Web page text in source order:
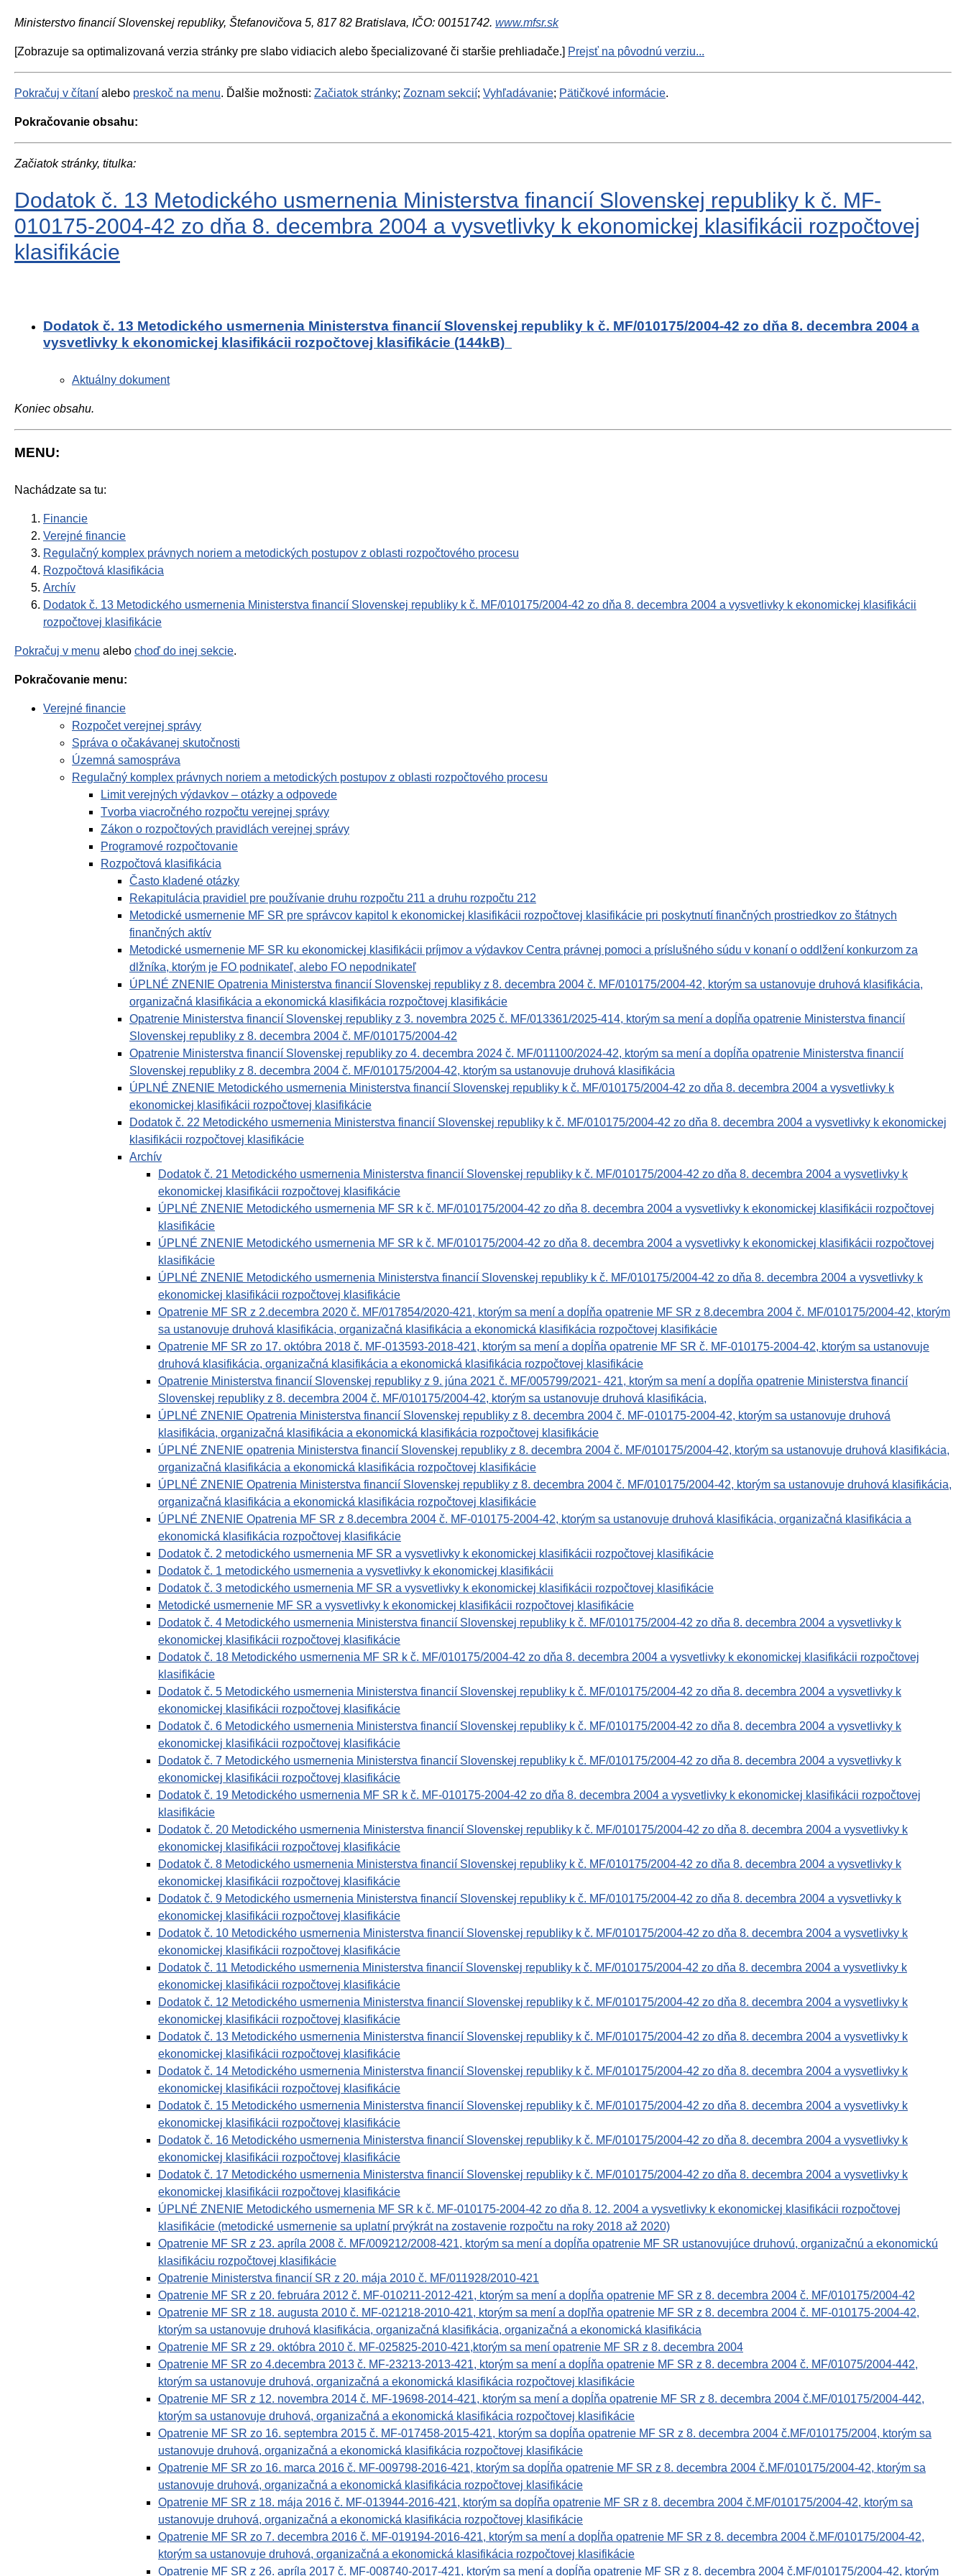
Ministerstvo financií Slovenskej republiky, Štefanovičova 5, 817 82 Bratislava, IČO: 00151742. www.mfsr.sk
[Zobrazuje sa optimalizovaná verzia stránky pre slabo vidiacich alebo špecializované či staršie prehliadače.] Prejsť na pôvodnú verziu...
Pokračuj v čítaní alebo preskoč na menu. Ďalšie možnosti: Začiatok stránky; Zoznam sekcií; Vyhľadávanie; Pätičkové informácie.
Pokračovanie obsahu:
Začiatok stránky, titulka:
Dodatok č. 13 Metodického usmernenia Ministerstva financií Slovenskej republiky k č. MF-
010175-2004-42 zo dňa 8. decembra 2004 a vysvetlivky k ekonomickej klasifikácii rozpočtovej
klasifikácie
Dodatok č. 13 Metodického usmernenia Ministerstva financií Slovenskej republiky k č. MF/010175/2004-42 zo dňa 8. decembra 2004 a
vysvetlivky k ekonomickej klasifikácii rozpočtovej klasifikácie (144kB)
Aktuálny dokument
Koniec obsahu.
MENU:
Nachádzate sa tu:
Financie
Verejné financie
Regulačný komplex právnych noriem a metodických postupov z oblasti rozpočtového procesu
Rozpočtová klasifikácia
Archív
Dodatok č. 13 Metodického usmernenia Ministerstva financií Slovenskej republiky k č. MF/010175/2004-42 zo dňa 8. decembra 2004 a vysvetlivky k ekonomickej klasifikácii
rozpočtovej klasifikácie
Pokračuj v menu alebo choď do inej sekcie.
Pokračovanie menu:
Verejné financie
Rozpočet verejnej správy
Správa o očakávanej skutočnosti
Územná samospráva
Regulačný komplex právnych noriem a metodických postupov z oblasti rozpočtového procesu
Limit verejných výdavkov – otázky a odpovede
Tvorba viacročného rozpočtu verejnej správy
Zákon o rozpočtových pravidlách verejnej správy
Programové rozpočtovanie
Rozpočtová klasifikácia
Často kladené otázky
Rekapitulácia pravidiel pre používanie druhu rozpočtu 211 a druhu rozpočtu 212
Metodické usmernenie MF SR pre správcov kapitol k ekonomickej klasifikácii rozpočtovej klasifikácie pri poskytnutí finančných prostriedkov zo štátnych
finančných aktív
Metodické usmernenie MF SR ku ekonomickej klasifikácii príjmov a výdavkov Centra právnej pomoci a príslušného súdu v konaní o oddlžení konkurzom za
dlžníka, ktorým je FO podnikateľ, alebo FO nepodnikateľ
ÚPLNÉ ZNENIE Opatrenia Ministerstva financií Slovenskej republiky z 8. decembra 2004 č. MF/010175/2004-42, ktorým sa ustanovuje druhová klasifikácia,
organizačná klasifikácia a ekonomická klasifikácia rozpočtovej klasifikácie
Opatrenie Ministerstva financií Slovenskej republiky z 3. novembra 2025 č. MF/013361/2025-414, ktorým sa mení a dopĺňa opatrenie Ministerstva financií
Slovenskej republiky z 8. decembra 2004 č. MF/010175/2004-42
Opatrenie Ministerstva financií Slovenskej republiky zo 4. decembra 2024 č. MF/011100/2024-42, ktorým sa mení a dopĺňa opatrenie Ministerstva financií
Slovenskej republiky z 8. decembra 2004 č. MF/010175/2004-42, ktorým sa ustanovuje druhová klasifikácia
ÚPLNÉ ZNENIE Metodického usmernenia Ministerstva financií Slovenskej republiky k č. MF/010175/2004-42 zo dňa 8. decembra 2004 a vysvetlivky k
ekonomickej klasifikácii rozpočtovej klasifikácie
Dodatok č. 22 Metodického usmernenia Ministerstva financií Slovenskej republiky k č. MF/010175/2004-42 zo dňa 8. decembra 2004 a vysvetlivky k ekonomickej
klasifikácii rozpočtovej klasifikácie
Archív
Dodatok č. 21 Metodického usmernenia Ministerstva financií Slovenskej republiky k č. MF/010175/2004-42 zo dňa 8. decembra 2004 a vysvetlivky k
ekonomickej klasifikácii rozpočtovej klasifikácie
ÚPLNÉ ZNENIE Metodického usmernenia MF SR k č. MF/010175/2004-42 zo dňa 8. decembra 2004 a vysvetlivky k ekonomickej klasifikácii rozpočtovej
klasifikácie
ÚPLNÉ ZNENIE Metodického usmernenia MF SR k č. MF/010175/2004-42 zo dňa 8. decembra 2004 a vysvetlivky k ekonomickej klasifikácii rozpočtovej
klasifikácie
ÚPLNÉ ZNENIE Metodického usmernenia Ministerstva financií Slovenskej republiky k č. MF/010175/2004-42 zo dňa 8. decembra 2004 a vysvetlivky k
ekonomickej klasifikácii rozpočtovej klasifikácie
Opatrenie MF SR z 2.decembra 2020 č. MF/017854/2020-421, ktorým sa mení a dopĺňa opatrenie MF SR z 8.decembra 2004 č. MF/010175/2004-42, ktorým
sa ustanovuje druhová klasifikácia, organizačná klasifikácia a ekonomická klasifikácia rozpočtovej klasifikácie
Opatrenie MF SR zo 17. októbra 2018 č. MF-013593-2018-421, ktorým sa mení a dopĺňa opatrenie MF SR č. MF-010175-2004-42, ktorým sa ustanovuje
druhová klasifikácia, organizačná klasifikácia a ekonomická klasifikácia rozpočtovej klasifikácie
Opatrenie Ministerstva financií Slovenskej republiky z 9. júna 2021 č. MF/005799/2021- 421, ktorým sa mení a dopĺňa opatrenie Ministerstva financií
Slovenskej republiky z 8. decembra 2004 č. MF/010175/2004-42, ktorým sa ustanovuje druhová klasifikácia,
ÚPLNÉ ZNENIE Opatrenia Ministerstva financií Slovenskej republiky z 8. decembra 2004 č. MF-010175-2004-42, ktorým sa ustanovuje druhová
klasifikácia, organizačná klasifikácia a ekonomická klasifikácia rozpočtovej klasifikácie
ÚPLNÉ ZNENIE opatrenia Ministerstva financií Slovenskej republiky z 8. decembra 2004 č. MF/010175/2004-42, ktorým sa ustanovuje druhová klasifikácia,
organizačná klasifikácia a ekonomická klasifikácia rozpočtovej klasifikácie
ÚPLNÉ ZNENIE Opatrenia Ministerstva financií Slovenskej republiky z 8. decembra 2004 č. MF/010175/2004-42, ktorým sa ustanovuje druhová klasifikácia,
organizačná klasifikácia a ekonomická klasifikácia rozpočtovej klasifikácie
ÚPLNÉ ZNENIE Opatrenia MF SR z 8.decembra 2004 č. MF-010175-2004-42, ktorým sa ustanovuje druhová klasifikácia, organizačná klasifikácia a
ekonomická klasifikácia rozpočtovej klasifikácie
Dodatok č. 2 metodického usmernenia MF SR a vysvetlivky k ekonomickej klasifikácii rozpočtovej klasifikácie
Dodatok č. 1 metodického usmernenia a vysvetlivky k ekonomickej klasifikácii
Dodatok č. 3 metodického usmernenia MF SR a vysvetlivky k ekonomickej klasifikácii rozpočtovej klasifikácie
Metodické usmernenie MF SR a vysvetlivky k ekonomickej klasifikácii rozpočtovej klasifikácie
Dodatok č. 4 Metodického usmernenia Ministerstva financií Slovenskej republiky k č. MF/010175/2004-42 zo dňa 8. decembra 2004 a vysvetlivky k
ekonomickej klasifikácii rozpočtovej klasifikácie
Dodatok č. 18 Metodického usmernenia MF SR k č. MF/010175/2004-42 zo dňa 8. decembra 2004 a vysvetlivky k ekonomickej klasifikácii rozpočtovej
klasifikácie
Dodatok č. 5 Metodického usmernenia Ministerstva financií Slovenskej republiky k č. MF/010175/2004-42 zo dňa 8. decembra 2004 a vysvetlivky k
ekonomickej klasifikácii rozpočtovej klasifikácie
Dodatok č. 6 Metodického usmernenia Ministerstva financií Slovenskej republiky k č. MF/010175/2004-42 zo dňa 8. decembra 2004 a vysvetlivky k
ekonomickej klasifikácii rozpočtovej klasifikácie
Dodatok č. 7 Metodického usmernenia Ministerstva financií Slovenskej republiky k č. MF/010175/2004-42 zo dňa 8. decembra 2004 a vysvetlivky k
ekonomickej klasifikácii rozpočtovej klasifikácie
Dodatok č. 19 Metodického usmernenia MF SR k č. MF-010175-2004-42 zo dňa 8. decembra 2004 a vysvetlivky k ekonomickej klasifikácii rozpočtovej
klasifikácie
Dodatok č. 20 Metodického usmernenia Ministerstva financií Slovenskej republiky k č. MF/010175/2004-42 zo dňa 8. decembra 2004 a vysvetlivky k
ekonomickej klasifikácii rozpočtovej klasifikácie
Dodatok č. 8 Metodického usmernenia Ministerstva financií Slovenskej republiky k č. MF/010175/2004-42 zo dňa 8. decembra 2004 a vysvetlivky k
ekonomickej klasifikácii rozpočtovej klasifikácie
Dodatok č. 9 Metodického usmernenia Ministerstva financií Slovenskej republiky k č. MF/010175/2004-42 zo dňa 8. decembra 2004 a vysvetlivky k
ekonomickej klasifikácii rozpočtovej klasifikácie
Dodatok č. 10 Metodického usmernenia Ministerstva financií Slovenskej republiky k č. MF/010175/2004-42 zo dňa 8. decembra 2004 a vysvetlivky k
ekonomickej klasifikácii rozpočtovej klasifikácie
Dodatok č. 11 Metodického usmernenia Ministerstva financií Slovenskej republiky k č. MF/010175/2004-42 zo dňa 8. decembra 2004 a vysvetlivky k
ekonomickej klasifikácii rozpočtovej klasifikácie
Dodatok č. 12 Metodického usmernenia Ministerstva financií Slovenskej republiky k č. MF/010175/2004-42 zo dňa 8. decembra 2004 a vysvetlivky k
ekonomickej klasifikácii rozpočtovej klasifikácie
Dodatok č. 13 Metodického usmernenia Ministerstva financií Slovenskej republiky k č. MF/010175/2004-42 zo dňa 8. decembra 2004 a vysvetlivky k
ekonomickej klasifikácii rozpočtovej klasifikácie
Dodatok č. 14 Metodického usmernenia Ministerstva financií Slovenskej republiky k č. MF/010175/2004-42 zo dňa 8. decembra 2004 a vysvetlivky k
ekonomickej klasifikácii rozpočtovej klasifikácie
Dodatok č. 15 Metodického usmernenia Ministerstva financií Slovenskej republiky k č. MF/010175/2004-42 zo dňa 8. decembra 2004 a vysvetlivky k
ekonomickej klasifikácii rozpočtovej klasifikácie
Dodatok č. 16 Metodického usmernenia Ministerstva financií Slovenskej republiky k č. MF/010175/2004-42 zo dňa 8. decembra 2004 a vysvetlivky k
ekonomickej klasifikácii rozpočtovej klasifikácie
Dodatok č. 17 Metodického usmernenia Ministerstva financií Slovenskej republiky k č. MF/010175/2004-42 zo dňa 8. decembra 2004 a vysvetlivky k
ekonomickej klasifikácii rozpočtovej klasifikácie
ÚPLNÉ ZNENIE Metodického usmernenia MF SR k č. MF-010175-2004-42 zo dňa 8. 12. 2004 a vysvetlivky k ekonomickej klasifikácii rozpočtovej
klasifikácie (metodické usmernenie sa uplatní prvýkrát na zostavenie rozpočtu na roky 2018 až 2020)
Opatrenie MF SR z 23. apríla 2008 č. MF/009212/2008-421, ktorým sa mení a dopĺňa opatrenie MF SR ustanovujúce druhovú, organizačnú a ekonomickú
klasifikáciu rozpočtovej klasifikácie
Opatrenie Ministerstva financií SR z 20. mája 2010 č. MF/011928/2010-421
Opatrenie MF SR z 20. februára 2012 č. MF-010211-2012-421, ktorým sa mení a dopĺňa opatrenie MF SR z 8. decembra 2004 č. MF/010175/2004-42
Opatrenie MF SR z 18. augusta 2010 č. MF-021218-2010-421, ktorým sa mení a dopľňa opatrenie MF SR z 8. decembra 2004 č. MF-010175-2004-42,
ktorým sa ustanovuje druhová klasifikácia, organizačná klasifikácia, organizačná a ekonomická klasifikácia
Opatrenie MF SR z 29. októbra 2010 č. MF-025825-2010-421,ktorým sa mení opatrenie MF SR z 8. decembra 2004
Opatrenie MF SR zo 4.decembra 2013 č. MF-23213-2013-421, ktorým sa mení a dopĺňa opatrenie MF SR z 8. decembra 2004 č. MF/01075/2004-442,
ktorým sa ustanovuje druhová, organizačná a ekonomická klasifikácia rozpočtovej klasifikácie
Opatrenie MF SR z 12. novembra 2014 č. MF-19698-2014-421, ktorým sa mení a dopĺňa opatrenie MF SR z 8. decembra 2004 č.MF/010175/2004-442,
ktorým sa ustanovuje druhová, organizačná a ekonomická klasifikácia rozpočtovej klasifikácie
Opatrenie MF SR zo 16. septembra 2015 č. MF-017458-2015-421, ktorým sa dopĺňa opatrenie MF SR z 8. decembra 2004 č.MF/010175/2004, ktorým sa
ustanovuje druhová, organizačná a ekonomická klasifikácia rozpočtovej klasifikácie
Opatrenie MF SR zo 16. marca 2016 č. MF-009798-2016-421, ktorým sa dopĺňa opatrenie MF SR z 8. decembra 2004 č.MF/010175/2004-42, ktorým sa
ustanovuje druhová, organizačná a ekonomická klasifikácia rozpočtovej klasifikácie
Opatrenie MF SR z 18. mája 2016 č. MF-013944-2016-421, ktorým sa dopĺňa opatrenie MF SR z 8. decembra 2004 č.MF/010175/2004-42, ktorým sa
ustanovuje druhová, organizačná a ekonomická klasifikácia rozpočtovej klasifikácie
Opatrenie MF SR zo 7. decembra 2016 č. MF-019194-2016-421, ktorým sa mení a dopĺňa opatrenie MF SR z 8. decembra 2004 č.MF/010175/2004-42,
ktorým sa ustanovuje druhová, organizačná a ekonomická klasifikácia rozpočtovej klasifikácie
Opatrenie MF SR z 26. apríla 2017 č. MF-008740-2017-421, ktorým sa mení a dopĺňa opatrenie MF SR z 8. decembra 2004 č.MF/010175/2004-42, ktorým